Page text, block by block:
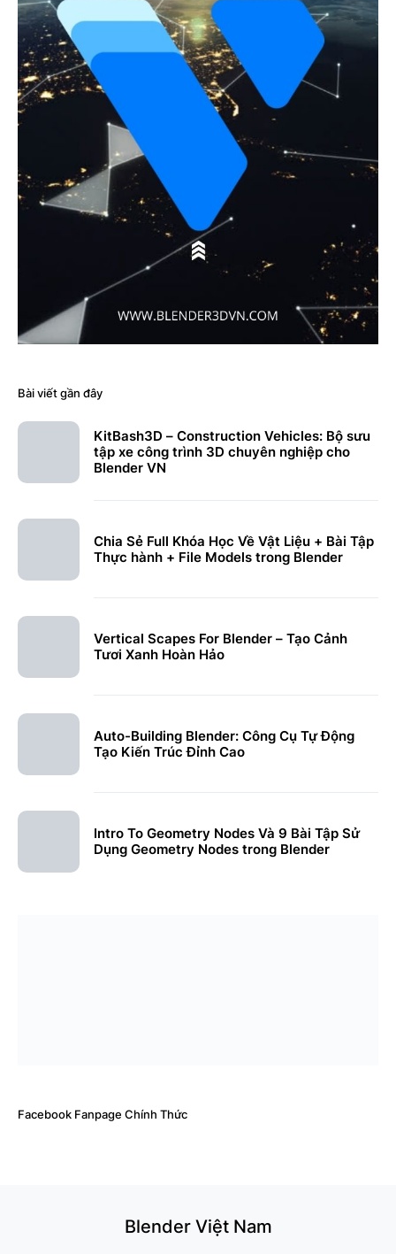
Bài viết gần đây
KitBash3D – Construction Vehicles: Bộ sưu
tập xe công trình 3D chuyên nghiệp cho
Blender VN
Chia Sẻ Full Khóa Học Về Vật Liệu + Bài Tập
Thực hành + File Models trong Blender
Vertical Scapes For Blender – Tạo Cảnh
Tươi Xanh Hoàn Hảo
Auto-Building Blender: Công Cụ Tự Động
Tạo Kiến Trúc Đỉnh Cao
Intro To Geometry Nodes Và 9 Bài Tập Sử
Dụng Geometry Nodes trong Blender
Facebook Fanpage Chính Thức
Blender Việt Nam